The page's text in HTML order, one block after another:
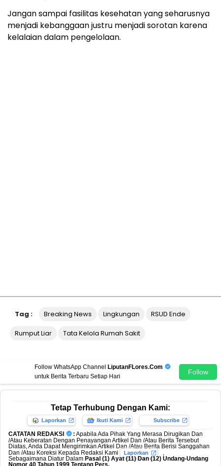
Jangan sampai fasilitas kesehatan yang seharusnya
menjadi kebanggaan justru menjadi sorotan karena
kelalaian dalam pengelolaan.
Tag : Breaking News Lingkungan RSUD Ende
Rumput Liar Tata Kelola Rumah Sakit
Follow WhatsApp Channel
LiputanFLores.Com
untuk Berita Terbaru Setiap Hari
Follow
Tetap Terhubung Dengan Kami:
Laporkan Ikuti Kami Subscribe
CATATAN REDAKSI : Apabila Ada Pihak Yang Merasa Dirugikan Dan
/Atau Keberatan Dengan Penayangan Artikel Dan /Atau Berita Tersebut
Diatas, Anda Dapat Mengirimkan Artikel Dan /Atau Berita Berisi Sanggahan
Dan /Atau Koreksi Kepada Redaksi Kami
Laporkan
,
Sebagaimana Diatur Dalam Pasal (1) Ayat (11) Dan (12) Undang-Undang
Nomor 40 Tahun 1999 Tentang Pers.